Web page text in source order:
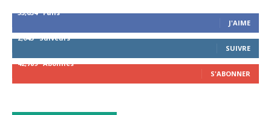
53,654
Fans
J'AIME
2,043 Suiveurs
SUIVRE
42,789 Abonnés
S'ABONNER